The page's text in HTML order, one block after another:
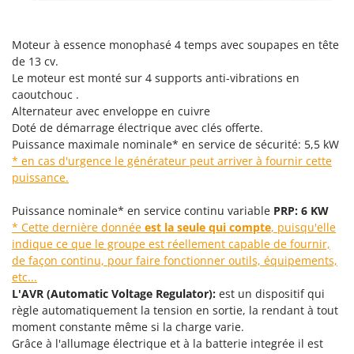
Perches Élagueuses
Piscines
Planteuses de pommes de terre pour tracteur
Plateaux de coupe pour tracteur
Plumeuses
Pompes d'irrigation à tracteur
Pompes de transfert
Postes à souder
Poussoirs à saucisse
Presses à pellets
Pressoirs à fruits
Pressoirs à Raisin
G
G3 Ferrari
Gardena
Garofalo
GeoTech
GeoTech Pro
Gierre
Ginko - MGM
Gipeco
Girmi
Gre
GreenBay
Greenworks
Moteur à essence monophasé 4 temps avec soupapes en tête
de 13 cv.
Le moteur est monté sur 4 supports anti-vibrations en
caoutchouc .
Alternateur avec enveloppe en cuivre
Doté de démarrage électrique avec clés offerte.
Puissance maximale nominale* en service de sécurité: 5,5 kW
* en cas d'urgence le générateur peut arriver à fournir cette
puissance.
Puissance nominale* en service continu variable PRP: 6 KW
* Cette dernière donnée est la seule qui compte, puisqu'elle
indique ce que le groupe est réellement capable de fournir,
de façon continu, pour faire fonctionner outils, équipements,
etc...
L'AVR (Automatic Voltage Regulator): est un dispositif qui
règle automatiquement la tension en sortie, la rendant à tout
moment constante même si la charge varie.
Grâce à l'allumage électrique et à la batterie integrée il est